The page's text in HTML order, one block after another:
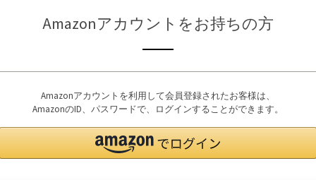
Amazonアカウントをお持ちの方
Amazonアカウントを利用して会員登録されたお客様は、
AmazonのID、パスワードで、ログインすることができます。